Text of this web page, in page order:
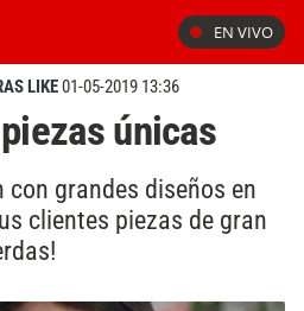
EN VIVO
LIKE01-05-2019 13:36
únicas
grandes diseños en
clientes piezas de gran